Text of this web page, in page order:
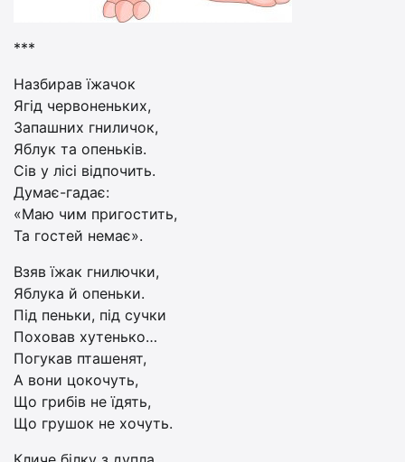
***
Назбирав їжачок
Ягід червоненьких,
Запашних гниличок,
Яблук та опеньків.
Сів у лісі відпочить.
Думає-гадає:
«Маю чим пригостить,
Та гостей немає».
Взяв їжак гнилючки,
Яблука й опеньки.
Під пеньки, під сучки
Поховав хутенько…
Погукав пташенят,
А вони цокочуть,
Що грибів не їдять,
Що грушок не хочуть.